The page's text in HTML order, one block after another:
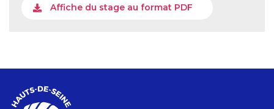
Affiche du stage au format PDF